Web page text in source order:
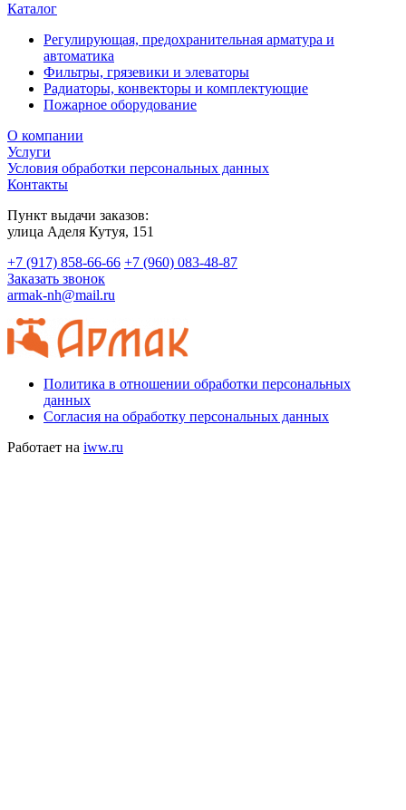
Каталог
Регулирующая, предохранительная арматура и
автоматика
Фильтры, грязевики и элеваторы
Радиаторы, конвекторы и комплектующие
Пожарное оборудование
О компании
Услуги
Условия обработки персональных данных
Контакты
Пункт выдачи заказов:
​улица Аделя Кутуя, 151
+7 (917) 858-66-66 +7 (960) 083-48-87
Заказать звонок
armak-nh@mail.ru
Политика в отношении обработки персональных
данных
Согласия на обработку персональных данных
Работает на iww.ru